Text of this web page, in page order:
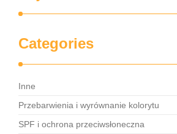
Categories
Inne
Przebarwienia i wyrównanie kolorytu
SPF i ochrona przeciwsłoneczna